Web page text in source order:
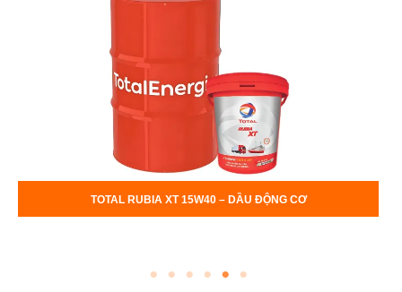
TOTAL RUBIA XT 20W50 – DẦU ĐỘNG CƠ